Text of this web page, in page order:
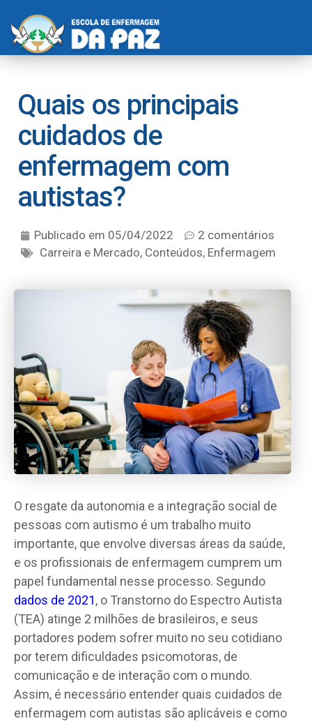
Quais os principais
cuidados de
enfermagem com
autistas?
Publicado em 05/04/2022
2 comentários
Carreira e Mercado, Conteúdos, Enfermagem
O resgate da autonomia e a integração social de
pessoas com autismo é um trabalho muito
importante, que envolve diversas áreas da saúde,
e os profissionais de enfermagem cumprem um
papel fundamental nesse processo. Segundo
dados de 2021, o Transtorno do Espectro Autista
(TEA) atinge 2 milhões de brasileiros, e seus
portadores podem sofrer muito no seu cotidiano
por terem dificuldades psicomotoras, de
comunicação e de interação com o mundo.
Assim, é necessário entender quais cuidados de
enfermagem com autistas são aplicáveis e como